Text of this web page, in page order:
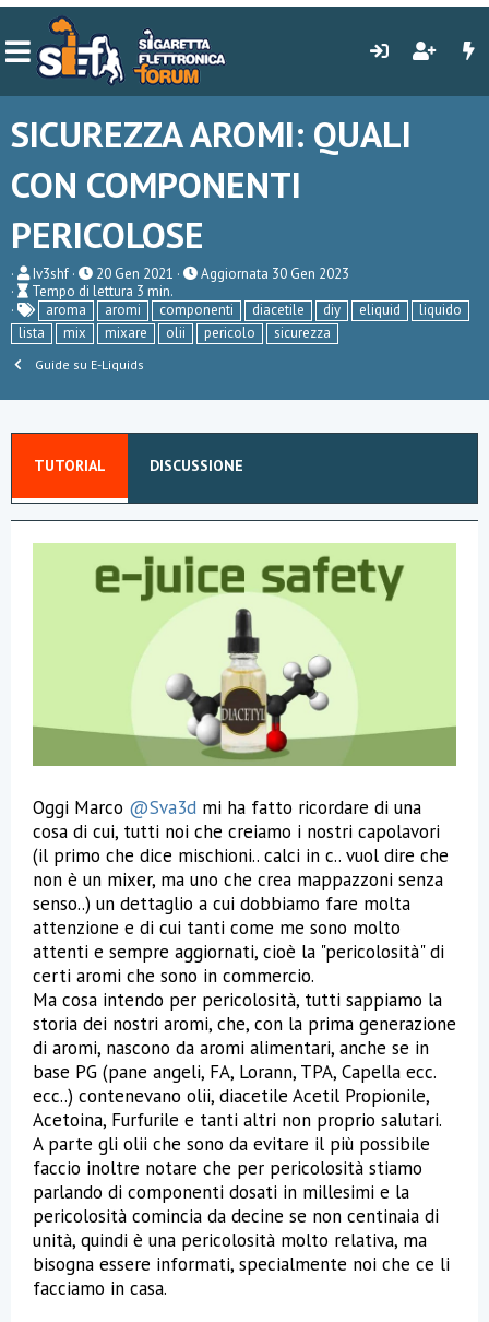
SICUREZZA AROMI: QUALI
CON COMPONENTI
PERICOLOSE
A
u
t
o
r
e
Iv3shf
P
u
b
l
i
s
t
20 Gen 2021 Aggiornata 30 Gen 2023
T
e
m
p
o
e
r
a
Tempo di lettura 3 min.
T
a
g
aroma aromi componenti diacetile diy eliquid
liquido
lista
mix mixare olii pericolo sicurezza
Guide su E-Liquids
TUTORIAL DISCUSSIONE
Oggi Marco @Sva3d mi ha fatto ricordare di una
cosa di cui, tutti noi che creiamo i nostri capolavori
(il primo che dice mischioni.. calci in c.. vuol dire che
non è un mixer, ma uno che crea mappazzoni senza
senso..) un dettaglio a cui dobbiamo fare molta
attenzione e di cui tanti come me sono molto
attenti e sempre aggiornati, cioè la "pericolosità" di
certi aromi che sono in commercio.
Ma cosa intendo per pericolosità, tutti sappiamo la
storia dei nostri aromi, che, con la prima generazione
di aromi, nascono da aromi alimentari, anche se in
base PG (pane angeli, FA, Lorann, TPA, Capella ecc.
ecc..) contenevano olii, diacetile Acetil Propionile,
Acetoina, Furfurile e tanti altri non proprio salutari.
A parte gli olii che sono da evitare il più possibile
faccio inoltre notare che per pericolosità stiamo
parlando di componenti dosati in millesimi e la
pericolosità comincia da decine se non centinaia di
unità, quindi è una pericolosità molto relativa, ma
bisogna essere informati, specialmente noi che ce li
facciamo in casa.